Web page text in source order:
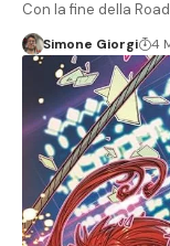
Con la fine della
Simone Giorgi 4